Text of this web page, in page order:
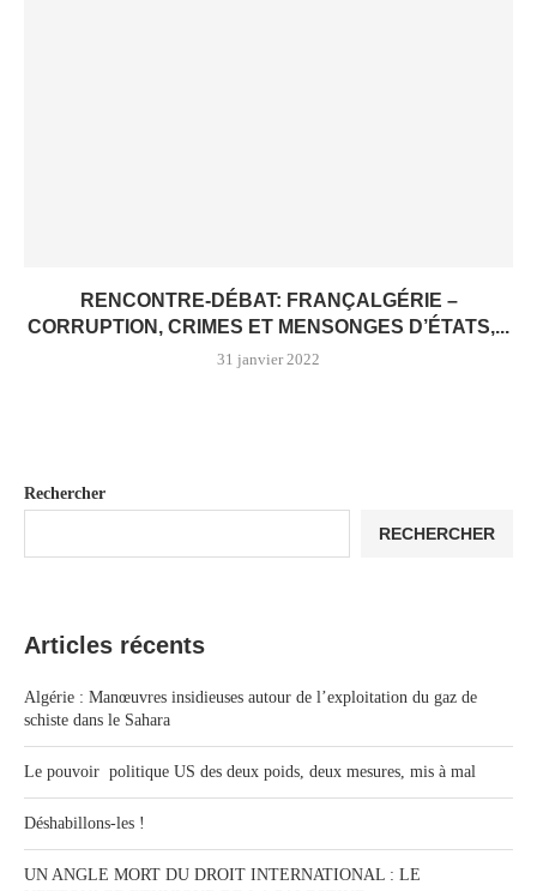
RENCONTRE-DÉBAT: FRANÇALGÉRIE –
CORRUPTION, CRIMES ET MENSONGES D’ÉTATS,...
31 janvier 2022
Rechercher
RECHERCHER
Articles récents
Algérie : Manœuvres insidieuses autour de l’exploitation du gaz de
schiste dans le Sahara
Le pouvoir politique US des deux poids, deux mesures, mis à mal
Déshabillons-les !
UN ANGLE MORT DU DROIT INTERNATIONAL : LE